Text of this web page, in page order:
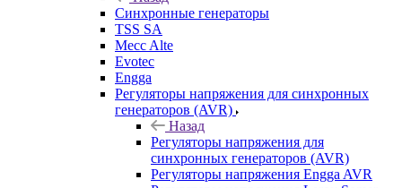
Синхронные генераторы
TSS SA
Mecc Alte
Evotec
Engga
Регуляторы напряжения для синхронных
генераторов (AVR)
Назад
Регуляторы напряжения для
синхронных генераторов (AVR)
Регуляторы напряжения Engga AVR